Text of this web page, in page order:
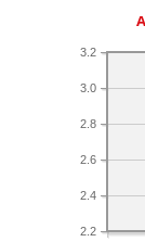
2.2
2.4
2.6
2.8
3.0
3.2